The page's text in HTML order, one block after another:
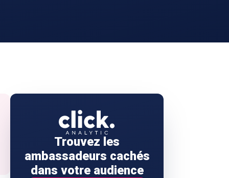
Trouvez les
ambassadeurs cachés
dans votre audience